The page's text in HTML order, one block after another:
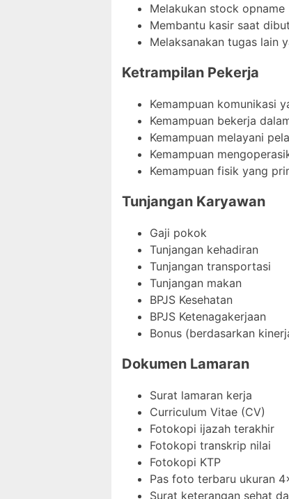
Melakukan stock opname
Membantu kasir saat
Melaksanakan tugas lain
Ketrampilan Pekerja
Kemampuan komunikasi
Kemampuan bekerja
Kemampuan melayani
Kemampuan
Kemampuan fisik yang
Tunjangan Karyawan
Gaji pokok
Tunjangan kehadiran
Tunjangan transportasi
Tunjangan makan
BPJS Kesehatan
BPJS Ketenagakerjaan
Bonus (berdasarkan
Dokumen Lamaran
Surat lamaran kerja
Curriculum Vitae (CV)
Fotokopi ijazah terakhir
Fotokopi transkrip nilai
Fotokopi KTP
Pas foto terbaru ukuran
Surat keterangan sehat